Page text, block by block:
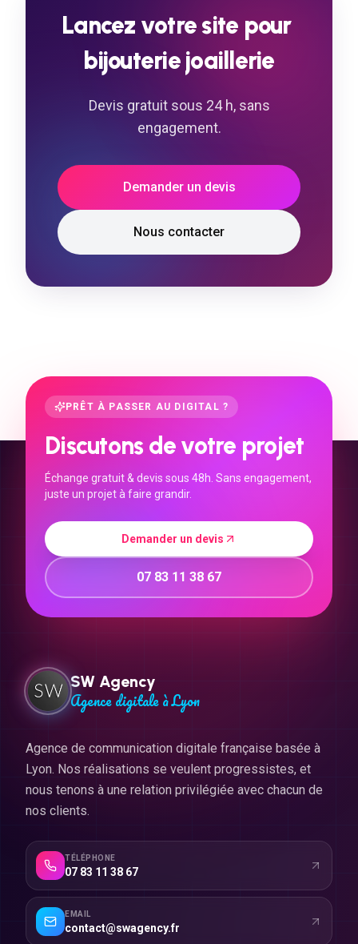
Lancez votresite pour
bijouteriejoaillerie
Devis gratuit sous 24 h, sans
engagement.
Demander un devis
Nous contacter
PRÊT À PASSER AU DIGITAL ?
Discutons de votre projet
Échange gratuit & devis sous 48h. Sans engagement,
juste un projet à faire grandir.
Demander un devis
07 83 11 38 67
SW Agency
Agence digitale à Lyon
Agence de communication digitale française basée à
Lyon. Nos réalisations se veulent progressistes, et
nous tenons à une relation privilégiée avec chacun de
nos clients.
TÉLÉPHONE
07 83 11 38 67
EMAIL
contact@swagency.fr